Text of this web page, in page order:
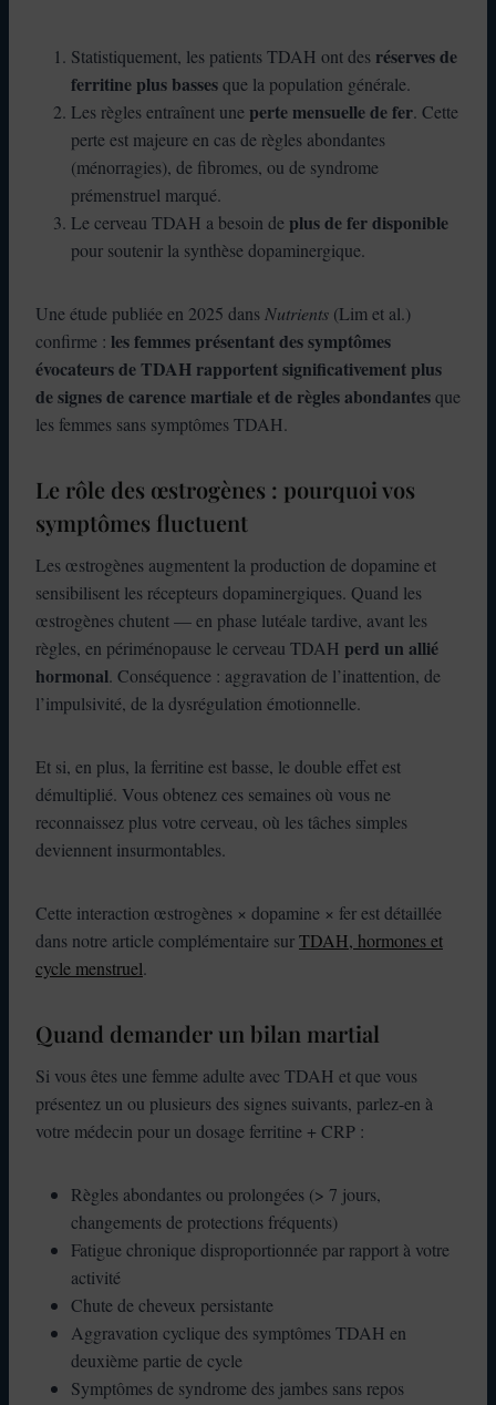
Statistiquement, les patients TDAH ont des réserves de
ferritine plus bassesque la population générale.
Les règles entraînent une perte mensuelle de fer. Cette
perte est majeure en cas de règles abondantes
(ménorragies), de fibromes, ou de syndrome
prémenstruel marqué.
Le cerveau TDAH a besoin de plus de fer disponible
pour soutenir la synthèse dopaminergique.
Une étude publiée en 2025 dansNutrients (Lim et al.)
confirme : les femmes présentant des symptômes
évocateurs de TDAH rapportent significativement plus
de signes de carence martiale et de règles abondantesque
les femmes sans symptômes TDAH.
Le rôle des œstrogènes : pourquoi vos
symptômes fluctuent
Les œstrogènes augmentent la production de dopamine et
sensibilisent les récepteurs dopaminergiques. Quand les
œstrogènes chutent — en phase lutéale tardive, avant les
règles, en périménopause le cerveau TDAH perd un allié
hormonal. Conséquence : aggravation de l’inattention, de
l’impulsivité, de la dysrégulation émotionnelle.
Et si, en plus, la ferritine est basse, le double effet est
démultiplié. Vous obtenez ces semaines où vous ne
reconnaissez plus votre cerveau, où les tâches simples
deviennent insurmontables.
Cette interaction œstrogènes × dopamine × fer est détaillée
dans notre article complémentaire surTDAH, hormones et
cycle menstruel.
Quand demander un bilan martial
Si vous êtes une femme adulte avec TDAH et que vous
présentez un ou plusieurs des signes suivants, parlez-en à
votre médecin pour un dosage ferritine + CRP :
Règles abondantes ou prolongées (> 7 jours,
changements de protections fréquents)
Fatigue chronique disproportionnée par rapport à votre
activité
Chute de cheveux persistante
Aggravation cyclique des symptômes TDAH en
deuxième partie de cycle
Symptômes de syndrome des jambes sans repos